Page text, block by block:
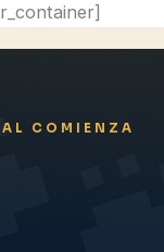
COMIENZA